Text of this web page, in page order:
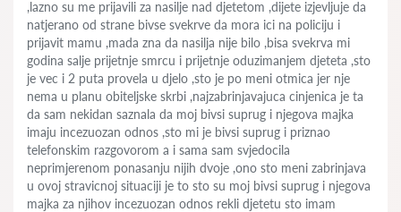
,lazno su me prijavili za nasilje nad djetetom ,dijete izjevljuje da
natjerano od strane bivse svekrve da mora ici na policiju i
prijavit mamu ,mada zna da nasilja nije bilo ,bisa svekrva mi
godina salje prijetnje smrcu i prijetnje oduzimanjem djeteta ,sto
je vec i 2 puta provela u djelo ,sto je po meni otmica jer nje
nema u planu obiteljske skrbi ,najzabrinjavajuca cinjenica je ta
da sam nekidan saznala da moj bivsi suprug i njegova majka
imaju incezuozan odnos ,sto mi je bivsi suprug i priznao
telefonskim razgovorom a i sama sam svjedocila
neprimjerenom ponasanju nijih dvoje ,ono sto meni zabrinjava
u ovoj stravicnoj situaciji je to sto su moj bivsi suprug i njegova
majka za njihov incezuozan odnos rekli djetetu sto imam